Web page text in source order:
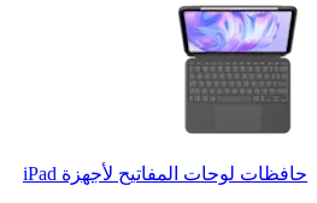
حافظات لوحات المفاتيح لأجهزة ‏iPad